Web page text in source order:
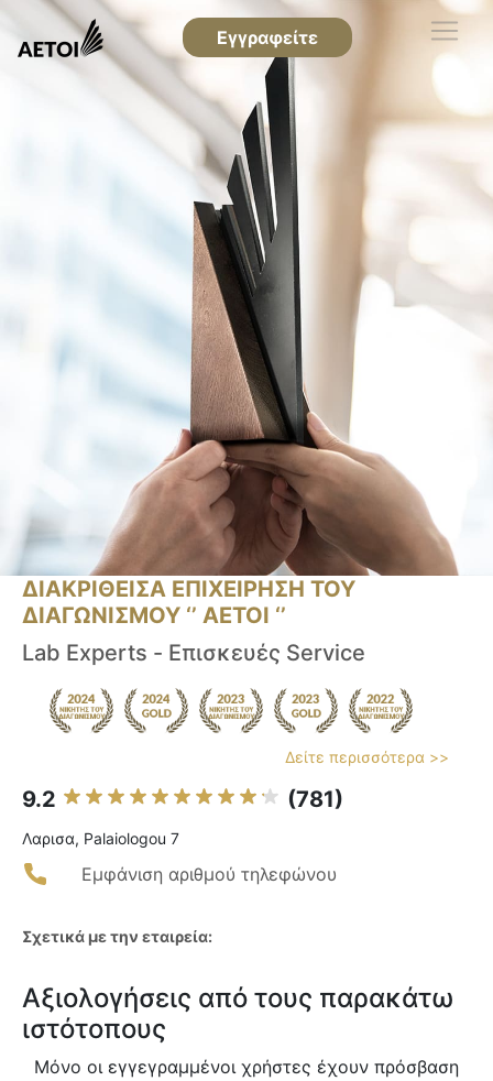
Εγγραφείτε
ΔΙΑΚΡΙΘΕΙΣΑ ΕΠΙΧΕΙΡΗΣΗ ΤΟΥ
ΔΙΑΓΩΝΙΣΜΟΥ ‘’ ΑΕΤΟΙ ‘’
Lab Experts - Επισκευές Service
Δείτε περισσότερα >>
9.2 (781)
Λαρισα, Palaiologou 7
Εμφάνιση αριθμού τηλεφώνου
Σχετικά με την εταιρεία:
Αξιολογήσεις από τους παρακάτω
ιστότοπους
Μόνο οι εγγεγραμμένοι χρήστες έχουν πρόσβαση